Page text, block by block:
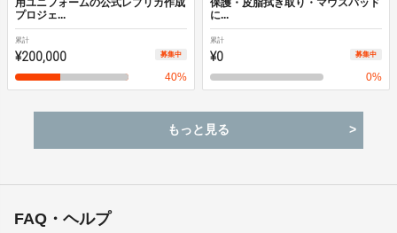
用ユニフォームの公式レプリカ作成
プロジェ...
累計
¥200,000 募集中
40%
保護・皮脂拭き取り・マウスパッド
に...
累計
¥0 募集中
0%
もっと見る
FAQ・ヘルプ